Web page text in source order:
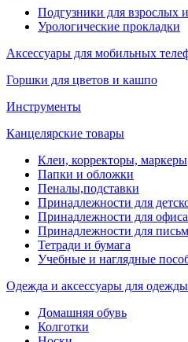
Подгузники для взрослых
Урологические прокладки
Аксессуары для мобильных
Горшки для цветов и кашпо
Инструменты
Канцелярские товары
Клеи, корректоры, маркеры
Папки и обложки
Пеналы,подставки
Принадлежности для
Принадлежности для офиса
Принадлежности для
Тетради и бумага
Учебные и наглядные
Одежда и аксессуары для одежды
Домашняя обувь
Колготки